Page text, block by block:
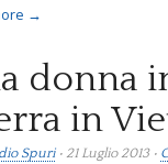
→
donna
in
Spuri• 21 Luglio 2013 •